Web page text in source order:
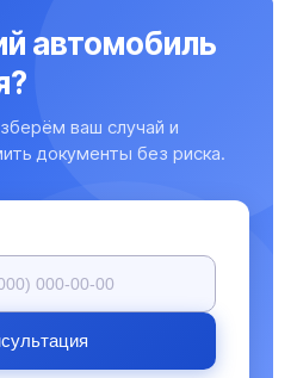
автомобиль
ваш случай и
документы без риска.